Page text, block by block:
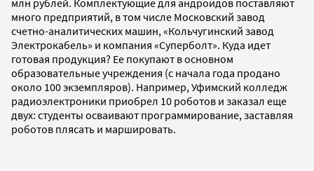
много предприятий, в том числе Московский завод
счетно-аналитических машин, «Кольчугинский завод
Электрокабель» и компания «Суперболт». Куда идет
готовая продукция? Ее покупают в основном
образовательные учреждения (с начала года продано
около 100 экземпляров). Например, Уфимский колледж
радиоэлектроники приобрел 10 роботов и заказал еще
двух: студенты осваивают программирование, заставляя
роботов плясать и маршировать.